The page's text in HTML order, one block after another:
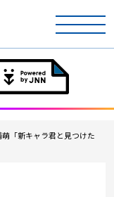
萌「新キャラ君と見つけた